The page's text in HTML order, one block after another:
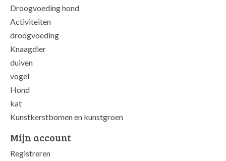
Droogvoeding hond
Activiteiten
droogvoeding
Knaagdier
duiven
vogel
Hond
kat
Kunstkerstbomen en kunstgroen
Mijn account
Registreren